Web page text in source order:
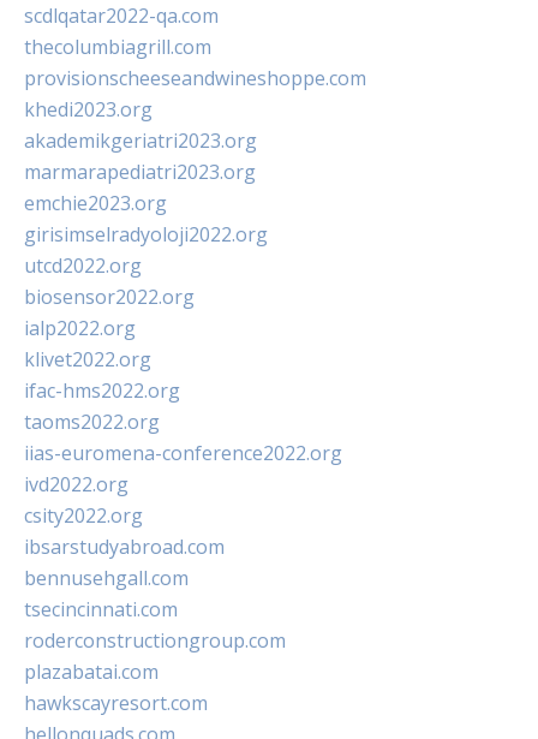
scdlqatar2022-qa.com
thecolumbiagrill.com
provisionscheeseandwineshoppe.com
khedi2023.org
akademikgeriatri2023.org
marmarapediatri2023.org
emchie2023.org
girisimselradyoloji2022.org
utcd2022.org
biosensor2022.org
ialp2022.org
klivet2022.org
ifac-hms2022.org
taoms2022.org
iias-euromena-conference2022.org
ivd2022.org
csity2022.org
ibsarstudyabroad.com
bennusehgall.com
tsecincinnati.com
roderconstructiongroup.com
plazabatai.com
hawkscayresort.com